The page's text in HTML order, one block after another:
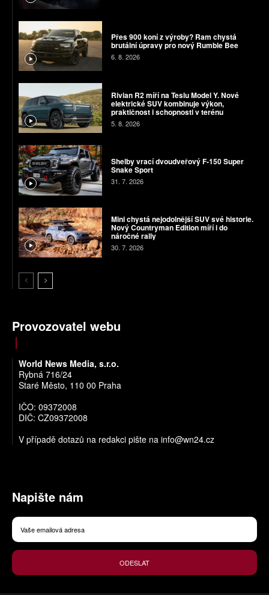
Přes 900 koní z výroby? Ram chystá
brutální úpravy pro nový Rumble Bee
6. 8. 2026
Rivian R2 míří na Teslu Model Y. Nové
elektrické SUV kombinuje výkon,
praktičnost i schopnosti v terénu
5. 8. 2026
Shelby vrací dvoudveřový F-150 Super
Snake Sport
31. 7. 2026
Mini chystá nejodolnější SUV své historie.
Nový Countryman Edition míří i do
náročné rally
30. 7. 2026
Provozovatel webu
World News Media, s.r.o.
Rybná 716/24
Staré Město, 110 00 Praha
IČO: 09372008
DIČ: CZ09372008
V případě dotazů na redakci pište na info@wn24.cz
Napište nám
ODESLAT